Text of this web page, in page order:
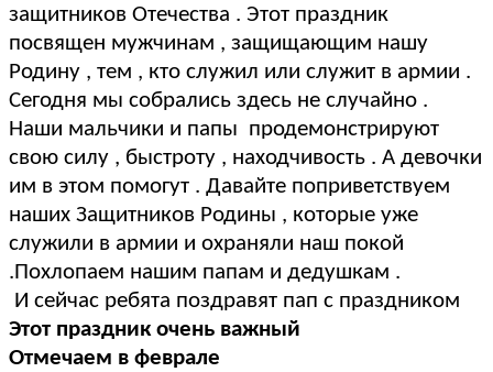
защитников Отечества . Этот праздник
посвящен мужчинам , защищающим нашу
Родину , тем , кто служил или служит в армии .
Сегодня мы собрались здесь не случайно .
Наши мальчики и папы продемонстрируют
свою силу , быстроту , находчивость . А девочки
им в этом помогут . Давайте поприветствуем
наших Защитников Родины , которые уже
служили в армии и охраняли наш покой
.Похлопаем нашим папам и дедушкам .
И сейчас ребята поздравят пап с праздником
Этот праздник очень важный
Отмечаем в феврале